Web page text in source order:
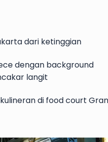
dari ketinggian
dengan background
langit
di food court